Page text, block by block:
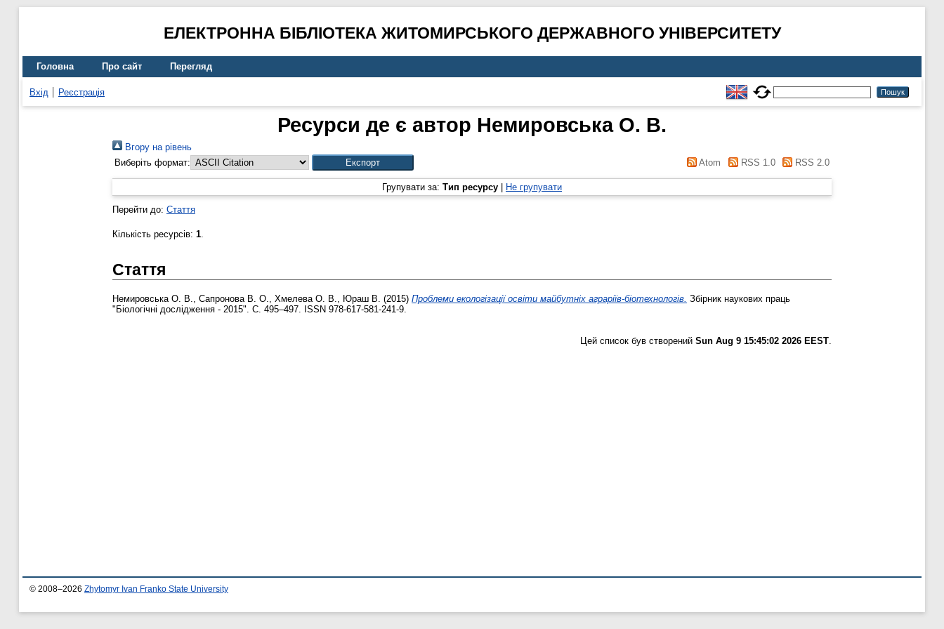
ЕЛЕКТРОННА БІБЛІОТЕКА ЖИТОМИРСЬКОГО ДЕРЖАВНОГО УНІВЕРСИТЕТУ
Головна Про сайт Перегляд
Вхід Реєстрація
Ресурси де є автор Немировська О. В.
Вгору на рівень
Виберіть формат:
Atom RSS 1.0 RSS 2.0
Групувати за: Тип ресурсу Не групувати
Перейти до: Стаття
Кількість ресурсів: 1.
Стаття
Немировська О. В., Сапронова В. О., Хмелева О. В., Юраш В. (2015) Проблеми екологізації освіти майбутніх аграріїв-біотехнологів. Збірник наукових праць
"Біологічні дослідження - 2015". С. 495–497. ISSN 978-617-581-241-9.
Цей список був створений Sun Aug 9 15:45:02 2026 EEST.
© 2008–2026 Zhytomyr Ivan Franko State University